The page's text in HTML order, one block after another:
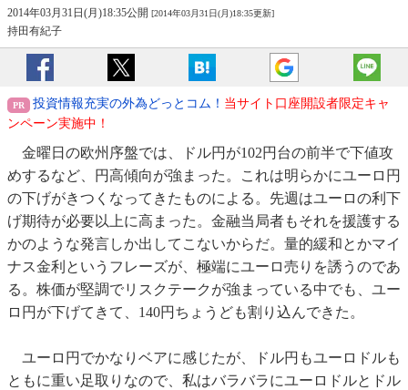
2014年03月31日(月)18:35公開 [2014年03月31日(月)18:35更新]
持田有紀子
投資情報充実の外為どっとコム！ 当サイト口座開設者限定キャ
ンペーン実施中！
金曜日の欧州序盤では、ドル円が102円台の前半で下値攻
めするなど、円高傾向が強まった。これは明らかにユーロ円
の下げがきつくなってきたものによる。先週はユーロの利下
げ期待が必要以上に高まった。金融当局者もそれを援護する
かのような発言しか出してこないからだ。量的緩和とかマイ
ナス金利というフレーズが、極端にユーロ売りを誘うのであ
る。株価が堅調でリスクテークが強まっている中でも、ユー
ロ円が下げてきて、140円ちょうども割り込んできた。
ユーロ円でかなりベアに感じたが、ドル円もユーロドルも
ともに重い足取りなので、私はバラバラにユーロドルとドル